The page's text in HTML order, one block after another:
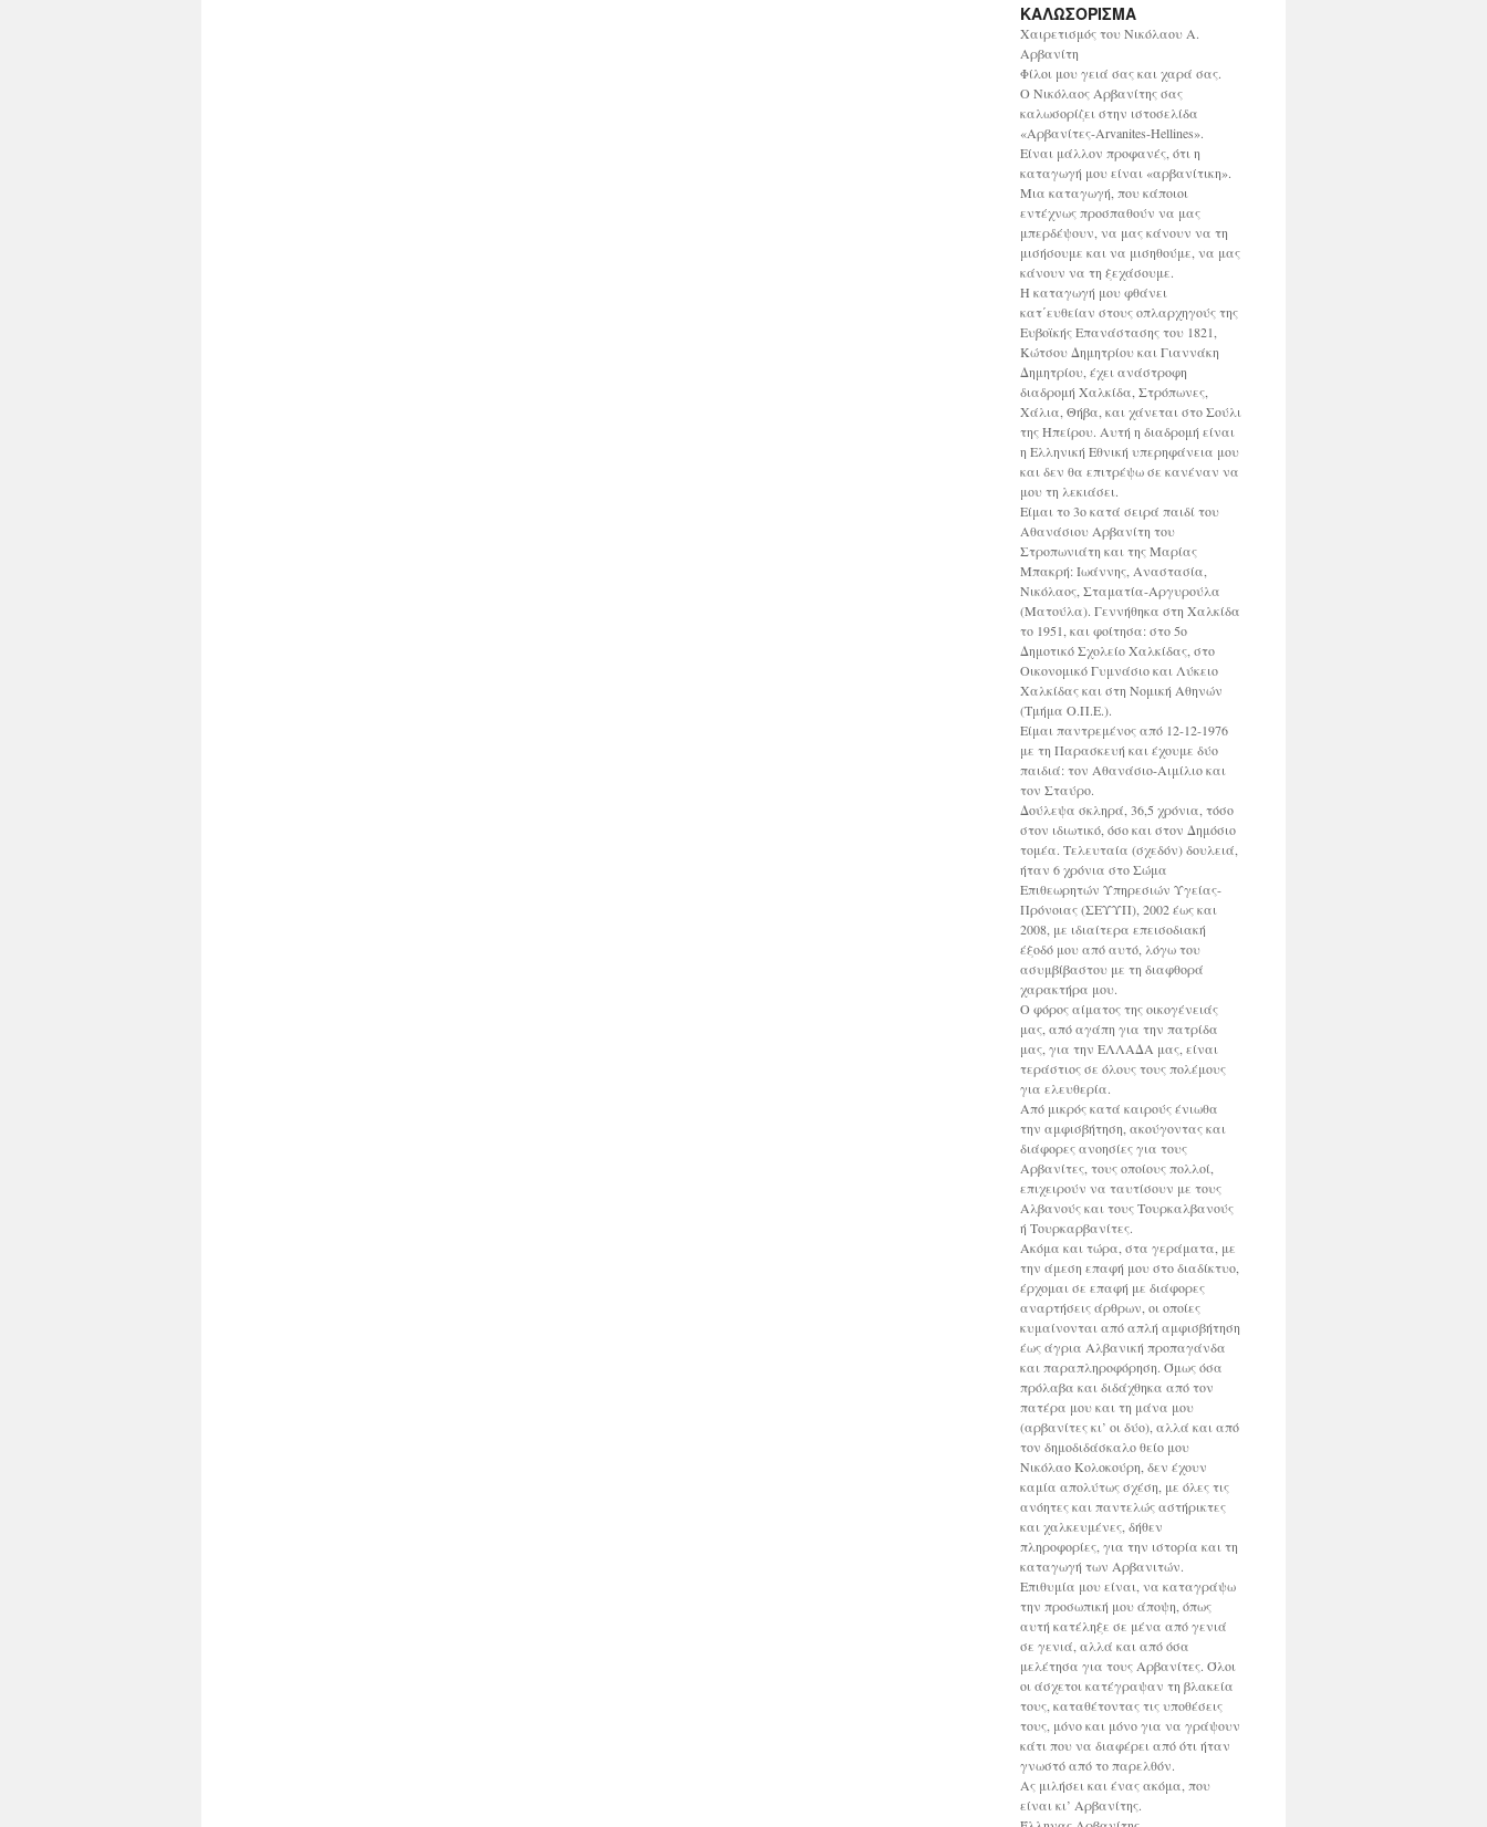
ΚΑΛΩΣΟΡΙΣΜΑ
Χαιρετισμός του Νικόλαου Α.
Αρβανίτη
Φίλοι μου γειά σας και χαρά σας.
Ο Νικόλαος Αρβανίτης σας
καλωσορίζει στην ιστοσελίδα
«Αρβανίτες-Arvanites-Hellines».
Είναι μάλλον προφανές, ότι η
καταγωγή μου είναι «αρβανίτικη».
Μια καταγωγή, που κάποιοι
εντέχνως προσπαθούν να μας
μπερδέψουν, να μας κάνουν να τη
μισήσουμε και να μισηθούμε, να μας
κάνουν να τη ξεχάσουμε.
Η καταγωγή μου φθάνει
κατ΄ευθείαν στους οπλαρχηγούς της
Ευβοϊκής Επανάστασης του 1821,
Κώτσου Δημητρίου και Γιαννάκη
Δημητρίου, έχει ανάστροφη
διαδρομή Χαλκίδα, Στρόπωνες,
Χάλια, Θήβα, και χάνεται στο Σούλι
της Ηπείρου. Αυτή η διαδρομή είναι
η Ελληνική Εθνική υπερηφάνεια μου
και δεν θα επιτρέψω σε κανέναν να
μου τη λεκιάσει.
Είμαι το 3ο κατά σειρά παιδί του
Αθανάσιου Αρβανίτη του
Στροπωνιάτη και της Μαρίας
Μπακρή: Ιωάννης, Αναστασία,
Νικόλαος, Σταματία-Αργυρούλα
(Ματούλα). Γεννήθηκα στη Χαλκίδα
το 1951, και φοίτησα: στο 5ο
Δημοτικό Σχολείο Χαλκίδας, στο
Οικονομικό Γυμνάσιο και Λύκειο
Χαλκίδας και στη Νομική Αθηνών
(Τμήμα Ο.Π.Ε.).
Είμαι παντρεμένος από 12-12-1976
με τη Παρασκευή και έχουμε δύο
παιδιά: τον Αθανάσιο-Αιμίλιο και
τον Σταύρο.
Δούλεψα σκληρά, 36,5 χρόνια, τόσο
στον ιδιωτικό, όσο και στον Δημόσιο
τομέα. Τελευταία (σχεδόν) δουλειά,
ήταν 6 χρόνια στο Σώμα
Επιθεωρητών Υπηρεσιών Υγείας-
Πρόνοιας (ΣΕΥΥΠ), 2002 έως και
2008, με ιδιαίτερα επεισοδιακή
έξοδό μου από αυτό, λόγω του
ασυμβίβαστου με τη διαφθορά
χαρακτήρα μου.
Ο φόρος αίματος της οικογένειάς
μας, από αγάπη για την πατρίδα
μας, για την ΕΛΛΑΔΑ μας, είναι
τεράστιος σε όλους τους πολέμους
για ελευθερία.
Από μικρός κατά καιρούς ένιωθα
την αμφισβήτηση, ακούγοντας και
διάφορες ανοησίες για τους
Αρβανίτες, τους οποίους πολλοί,
επιχειρούν να ταυτίσουν με τους
Αλβανούς και τους Τουρκαλβανούς
ή Τουρκαρβανίτες.
Ακόμα και τώρα, στα γεράματα, με
την άμεση επαφή μου στο διαδίκτυο,
έρχομαι σε επαφή με διάφορες
αναρτήσεις άρθρων, οι οποίες
κυμαίνονται από απλή αμφισβήτηση
έως άγρια Αλβανική προπαγάνδα
και παραπληροφόρηση. Όμως όσα
πρόλαβα και διδάχθηκα από τον
πατέρα μου και τη μάνα μου
(αρβανίτες κι’ οι δύο), αλλά και από
τον δημοδιδάσκαλο θείο μου
Νικόλαο Κολοκούρη, δεν έχουν
καμία απολύτως σχέση, με όλες τις
ανόητες και παντελώς αστήρικτες
και χαλκευμένες, δήθεν
πληροφορίες, για την ιστορία και τη
καταγωγή των Αρβανιτών.
Επιθυμία μου είναι, να καταγράψω
την προσωπική μου άποψη, όπως
αυτή κατέληξε σε μένα από γενιά
σε γενιά, αλλά και από όσα
μελέτησα για τους Αρβανίτες. Όλοι
οι άσχετοι κατέγραψαν τη βλακεία
τους, καταθέτοντας τις υποθέσεις
τους, μόνο και μόνο για να γράψουν
κάτι που να διαφέρει από ότι ήταν
γνωστό από το παρελθόν.
Ας μιλήσει και ένας ακόμα, που
είναι κι’ Αρβανίτης.